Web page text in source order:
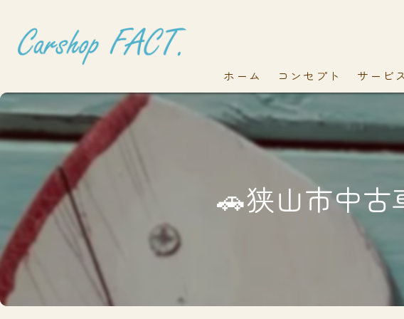
ホーム コンセプト サービ
🚗狭山市中古